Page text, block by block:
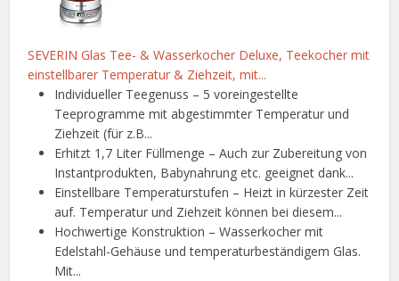
SEVERIN Glas Tee- & Wasserkocher Deluxe, Teekocher mit
einstellbarer Temperatur & Ziehzeit, mit...
Individueller Teegenuss – 5 voreingestellte
Teeprogramme mit abgestimmter Temperatur und
Ziehzeit (für z.B...
Erhitzt 1,7 Liter Füllmenge – Auch zur Zubereitung von
Instantprodukten, Babynahrung etc. geeignet dank...
Einstellbare Temperaturstufen – Heizt in kürzester Zeit
auf. Temperatur und Ziehzeit können bei diesem...
Hochwertige Konstruktion – Wasserkocher mit
Edelstahl-Gehäuse und temperaturbeständigem Glas.
Mit...